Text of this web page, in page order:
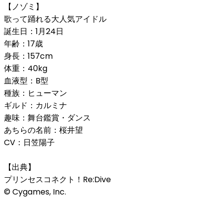
【ノゾミ】
歌って踊れる大人気アイドル
誕生日：1月24日
年齢：17歳
身長：157cm
体重：40kg
血液型：B型
種族：ヒューマン
ギルド：カルミナ
趣味：舞台鑑賞・ダンス
あちらの名前：桜井望
CV：日笠陽子
【出典】
プリンセスコネクト！Re:Dive
© Cygames, Inc.